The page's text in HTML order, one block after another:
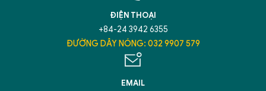
ĐIỆN THOẠI
+84-24 3942 6355
ĐƯỜNG DÂY NÓNG: 032 9907 579
EMAIL